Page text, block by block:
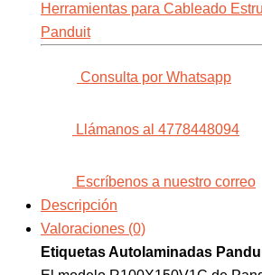
Herramientas para Cableado
Panduit
Consulta por Whatsapp
Llámanos al 4778448094
Escríbenos a nuestro correo
Descripción
Valoraciones (0)
Etiquetas Autolaminadas